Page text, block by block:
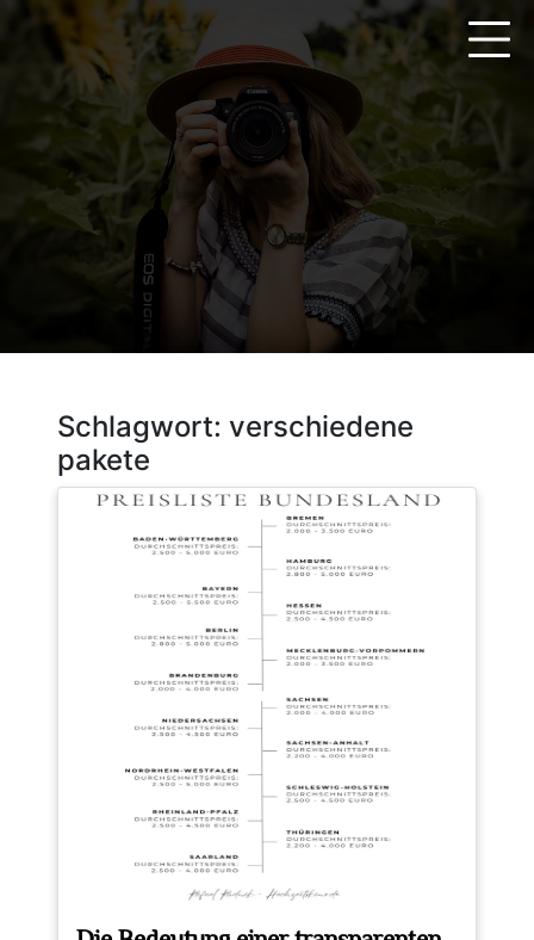
springen
Schlagwort: verschiedene
pakete